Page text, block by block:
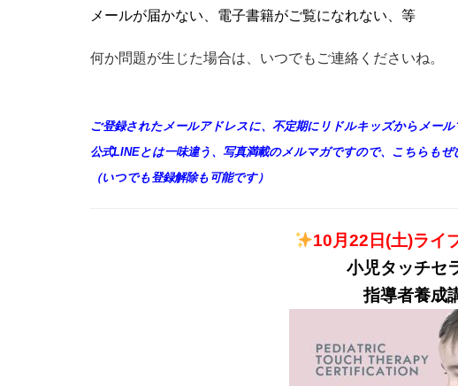
メールが届かない、電子書籍がご覧になれない、等
何か問題が生じた場合は、いつでもご連絡くださいね。
ご登録されたメールアドレスに、不定期にリドルキッズからメール
公式LINEとは一味違う、写真満載のメルマガですので、こちらも
（いつでも登録解除も可能です）
10月22日(土)ライ
小児タッチセ
指導者養成